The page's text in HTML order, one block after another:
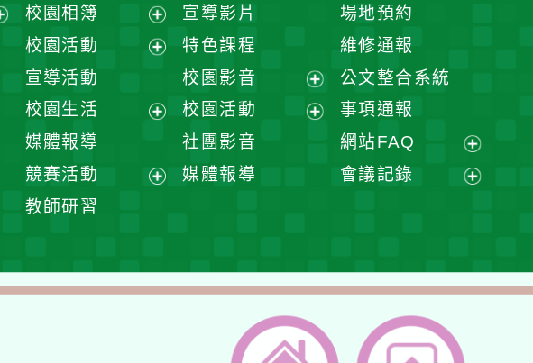
校園相簿
展
開
單
校園活動
選
宣導活動
校園生活
選
媒體報導
競賽活動
單
教師研習
宣導影片
特色課程
校園影音
展
校園活動
社團影音
媒體報導
場地預約
維修通報
公文整合系統
事項通報
網站FAQ
展
會議記錄
單